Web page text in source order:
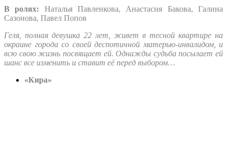
В ролях: Наталья Павленкова, Анастасия Бакова, Галина
Сазонова, Павел Попов
Геля, полная девушка 22 лет, живет в тесной квартире на
окраине города со своей деспотичной матерью-инвалидом, и
всю свою жизнь посвящает ей. Однажды судьба посылает ей
шанс все изменить и ставит её перед выбором…
«Кира»